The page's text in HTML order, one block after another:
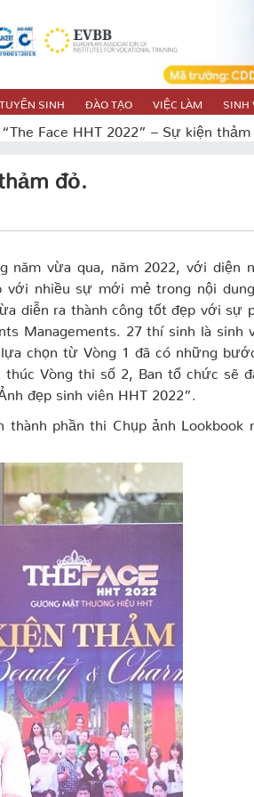
TUYỂN SINH ĐÀO TẠO VIỆC LÀM SINH
Face HHT 2022” – Sự kiện thảm
đỏ.
năm vừa qua, năm 2022, với diện
với nhiều sự mới mẻ trong nội
diễn ra thành công tốt đẹp với sự
Managements. 27 thí sinh là sinh
chọn từ Vòng 1 đã có những
Vòng thi số 2, Ban tổ chức sẽ
đẹp sinh viên HHT 2022”.
thành phần thi Chụp ảnh Lookbook